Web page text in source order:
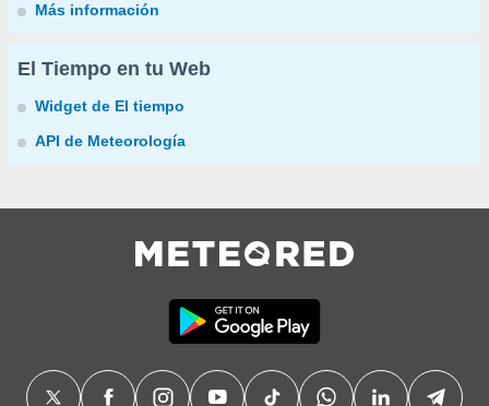
Más información
El Tiempo en tu Web
Widget de El tiempo
API de Meteorología